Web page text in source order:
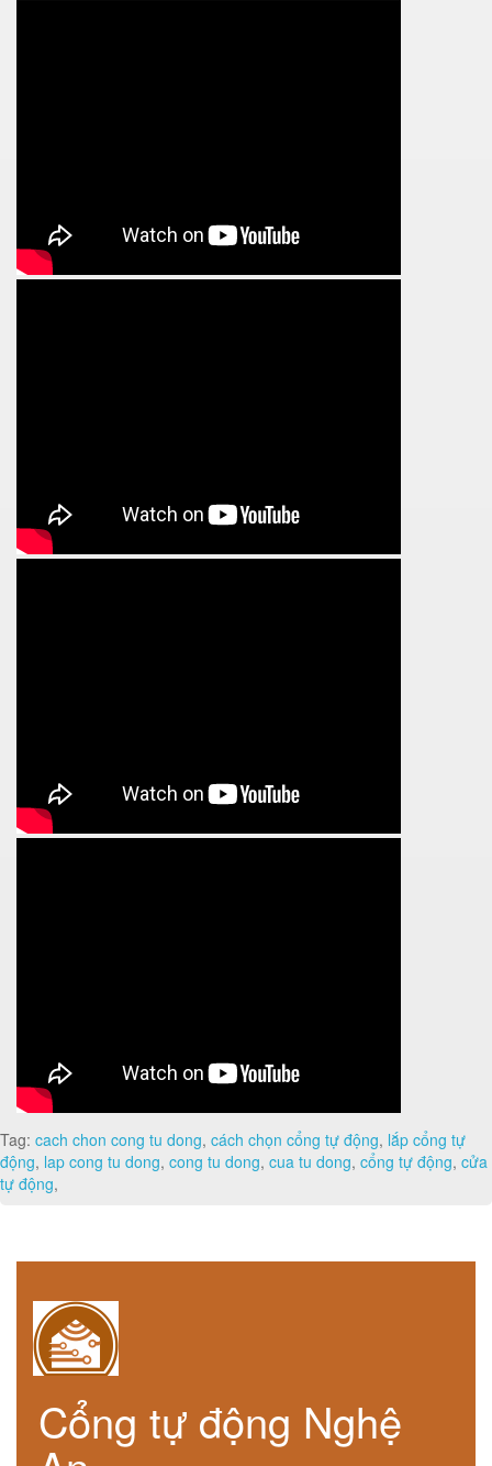
Tag: cach chon cong tu dong, cách chọn cổng tự động, lắp cổng tự
động, lap cong tu dong, cong tu dong, cua tu dong, cổng tự động, cửa
tự động,
Cổng tự động Nghệ